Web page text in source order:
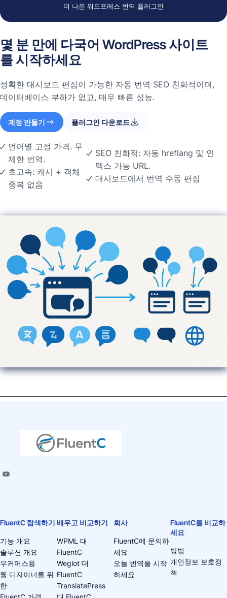
더 나은 워드프레스 번역 플러그인
몇 분 만에 다국어 WordPress 사이트
를 시작하세요
정확한 대시보드 편집이 가능한 자동 번역 SEO 친화적이며,
데이터베이스 부하가 없고, 매우 빠른 성능.
계정 만들기 플러그인 다운로드
언어별 고정 가격. 무
제한 번역.
초고속: 캐시 + 객체
중복 없음
SEO 친화적: 자동 hreflang 및 인
덱스 가능 URL.
대시보드에서 번역 수동 편집
FluentC 탐색하기
기능 개요
솔루션 개요
우커머스용
웹 디자이너를 위
한
배우고 비교하기
WPML 대
FluentC
Weglot 대
FluentC
TranslatePress
회사
FluentC에 문의하
세요
오늘 번역을 시작
하세요
FluentC를 비교하
세요
방법
개인정보 보호정
책